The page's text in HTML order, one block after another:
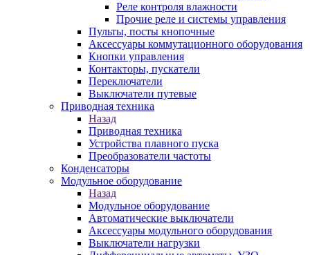
Реле контроля влажности
Прочие реле и системы управления
Пульты, посты кнопочные
Аксессуары коммутационного оборудования
Кнопки управления
Контакторы, пускатели
Переключатели
Выключатели путевые
Приводная техника
Назад
Приводная техника
Устройства плавного пуска
Преобразователи частоты
Конденсаторы
Модульное оборудование
Назад
Модульное оборудование
Автоматические выключатели
Аксессуары модульного оборудования
Выключатели нагрузки